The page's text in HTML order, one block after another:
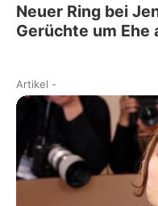
Neuer Ring bei
Gerüchte um Ehe
Artikel -